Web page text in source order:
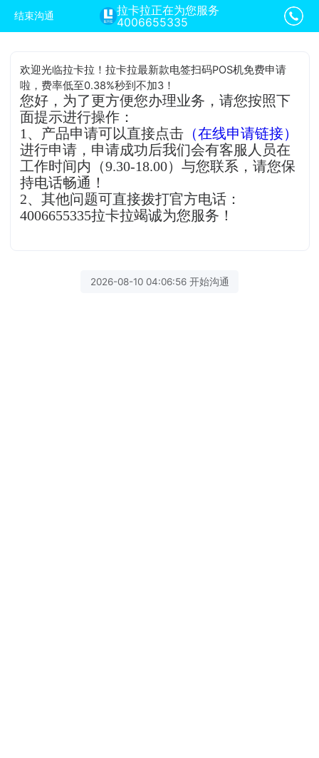
结束沟通
拉卡拉正在为您服务
4006655335
欢迎光临拉卡拉！拉卡拉最新款电签扫码POS机免费申请
啦，费率低至0.38%秒到不加3！
您好，为了更方便您办理业务，请您按照下
面提示进行操作：
1、产品申请可以直接点击 （在线申请链接）
进行申请，申请成功后我们会有客服人员在
工作时间内（9.30-18.00）与您联系，请您保
持电话畅通！
2、其他问题可直接拨打官方电话：
4006655335拉卡拉竭诚为您服务！
2026-08-10 04:06:56 开始沟通